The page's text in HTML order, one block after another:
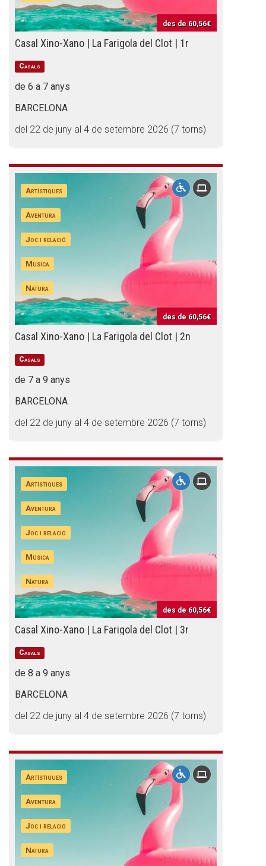
des de 60,56€
Casal Xino-Xano | La Farigola del Clot | 1r
Casals
de 6 a 7 anys
BARCELONA
del 22 de juny al 4 de setembre 2026 (7 torns)
Artístiques
Aventura
Joc i relació
Música
Natura
des de 60,56€
Casal Xino-Xano | La Farigola del Clot | 2n
Casals
de 7 a 9 anys
BARCELONA
del 22 de juny al 4 de setembre 2026 (7 torns)
Artístiques
Aventura
Joc i relació
Música
Natura
des de 60,56€
Casal Xino-Xano | La Farigola del Clot | 3r
Casals
de 8 a 9 anys
BARCELONA
del 22 de juny al 4 de setembre 2026 (7 torns)
Artístiques
Aventura
Joc i relació
Natura